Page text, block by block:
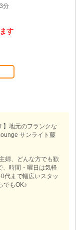
分
す
】地元のフランクな
サンライト藤
婦、どんな方でも歓
、時間・曜日は気軽
まで幅広いスタッ
でもOK♪